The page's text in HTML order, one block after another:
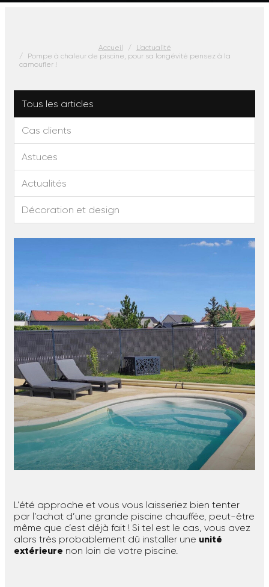
Accueil
L'actualité
Pompe à chaleur de piscine, pour sa longévité pensez à la
camoufler !
Tous les articles
Cas clients
Astuces
Actualités
Décoration et design
L’été approche et vous vous laisseriez bien tenter
par l’achat d’une grande piscine chauffée, peut-être
même que c’est déjà fait ! Si tel est le cas, vous avez
alors très probablement dû installer une unité
extérieure non loin de votre piscine.